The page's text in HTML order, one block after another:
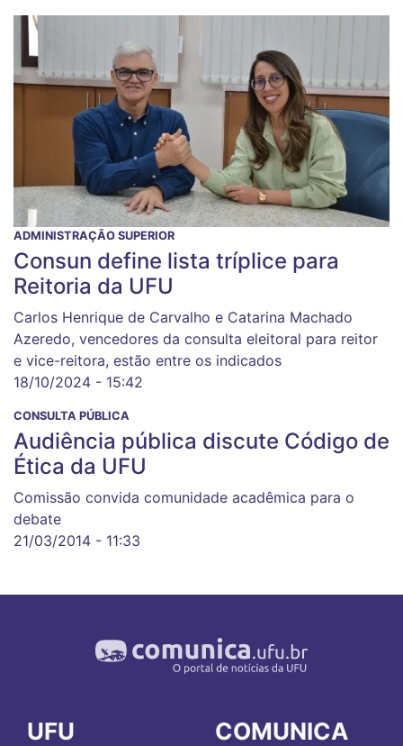
ADMINISTRAÇÃO SUPERIOR
Consun define lista tríplice para
Reitoria da UFU
Carlos Henrique de Carvalho e Catarina Machado
Azeredo, vencedores da consulta eleitoral para reitor
e vice-reitora, estão entre os indicados
18/10/2024 - 15:42
CONSULTA PÚBLICA
Audiência pública discute Código de
Ética da UFU
Comissão convida comunidade acadêmica para o
debate
21/03/2014 - 11:33
UFU COMUNICA